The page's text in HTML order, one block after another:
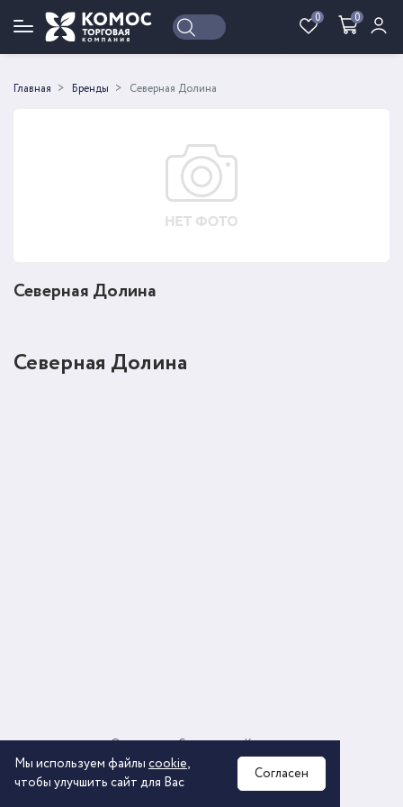
0 0
Войти Регистрация
Главная Бренды Северная Долина
Северная Долина
Северная Долина
2026 © ООО «КОМОС ГРУПП» «Торговая компания»
О компании Соглашение
Политика обработки персональных данных
Контакты
Мы используем файлы cookie,
чтобы улучшить сайт для Вас
Согласен